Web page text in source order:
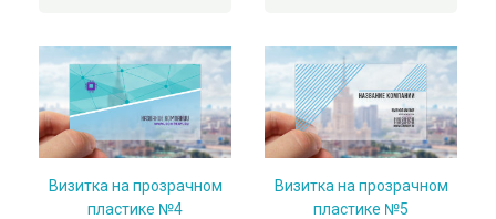
Визитка на прозрачном
пластике №4
Визитка на прозрачном
пластике №5